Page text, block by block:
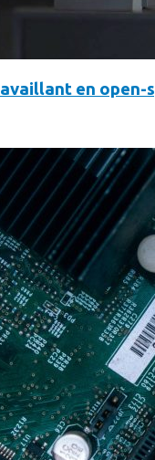
vous aider en
de son
en open-